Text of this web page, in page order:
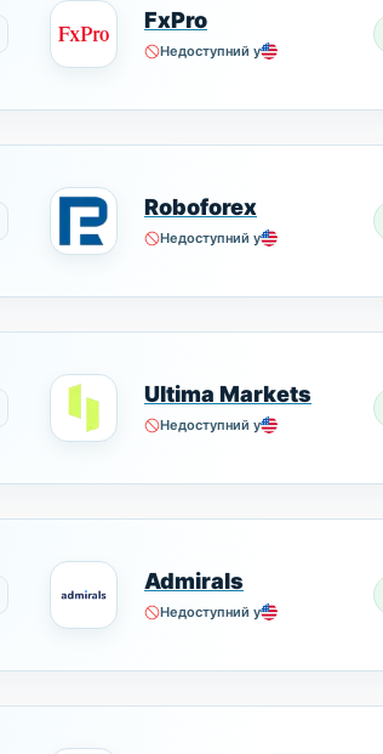
FxPro
Недоступний у
Roboforex
Недоступний у
Ultima Markets
Недоступний у
Admirals
Недоступний у